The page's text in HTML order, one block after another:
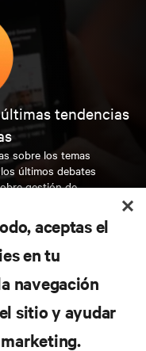
tendencias
sobre los temas
últimos debates
gestión de
aceptas el
en tu
navegación
sitio y ayudar